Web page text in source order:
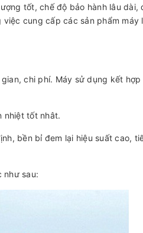
tốt, chế độ bảo hành lâu dài,
cung cấp các sản phẩm máy
chi phí. Máy sử dụng kết
nhiệt tốt nhât.
bền bỉ đem lại hiệu suất cao,
như sau: